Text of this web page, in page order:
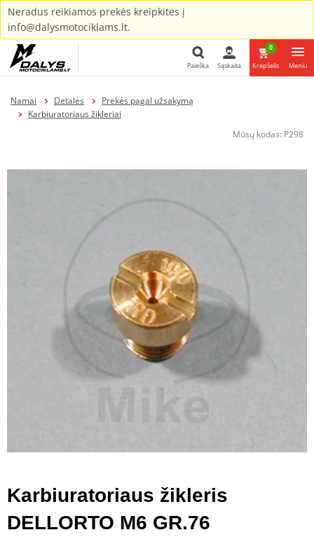
Neradus reikiamos prekės kreipkites į
info@dalysmotociklams.lt.
Paieška Sąskaita
0
Krepšelis Meniu
Namai Detalės
Prekės pagal užsakymą
Karbiuratoriaus žikleriai
Mūsų kodas: P298
Karbiuratoriaus žikleris
DELLORTO M6 GR.76